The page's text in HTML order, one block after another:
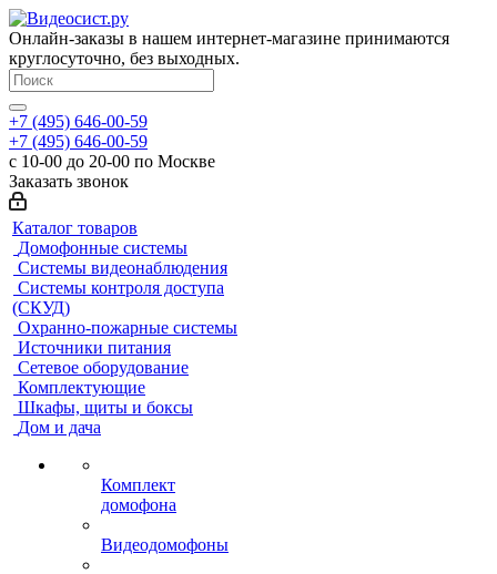
Онлайн-заказы в нашем интернет-магазине принимаются
круглосуточно, без выходных.
+7 (495) 646-00-59
+7 (495) 646-00-59
с 10-00 до 20-00 по Москве
Заказать звонок
Каталог товаров
Домофонные системы
Системы видеонаблюдения
Системы контроля доступа
(СКУД)
Охранно-пожарные системы
Источники питания
Сетевое оборудование
Комплектующие
Шкафы, щиты и боксы
Дом и дача
Комплект
домофона
Видеодомофоны